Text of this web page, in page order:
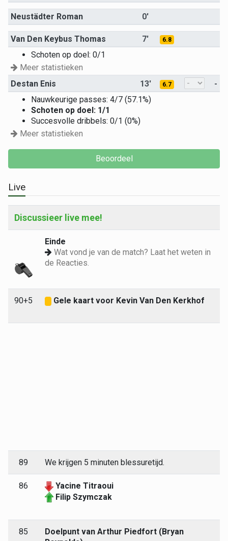
Neustädter Roman 0'
Van Den Keybus Thomas 7' 6.8
Schoten op doel: 0/1
Meer statistieken
Destan Enis
13' 6.7
-
Nauwkeurige passes: 4/7 (57.1%)
Schoten op doel: 1/1
Succesvolle dribbels: 0/1 (0%)
Meer statistieken
Live
Discussieer live mee!
Einde
Wat vond je van de match? Laat het weten in
de Reacties.
90+5 Gele kaart voor Kevin Van Den Kerkhof
89 We krijgen 5 minuten blessuretijd.
86
Yacine Titraoui
Filip Szymczak
85
Doelpunt van Arthur Piedfort (Bryan